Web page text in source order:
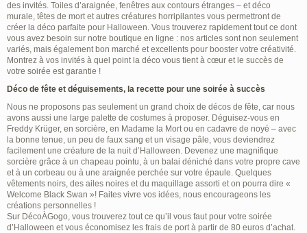
des invités. Toiles d’araignée, fenêtres aux contours étranges – et déco
murale, têtes de mort et autres créatures horripilantes vous permettront de
créer la déco parfaite pour Halloween. Vous trouverez rapidement tout ce dont
vous avez besoin sur notre boutique en ligne : nos articles sont non seulement
variés, mais également bon marché et excellents pour booster votre créativité.
Montrez à vos invités à quel point la déco vous tient à cœur et le succès de
votre soirée est garantie !
Déco de fête et déguisements, la recette pour une soirée à succès
Nous ne proposons pas seulement un grand choix de décos de fête, car nous
avons aussi une large palette de costumes à proposer. Déguisez-vous en
Freddy Krüger, en sorcière, en Madame la Mort ou en cadavre de noyé – avec
la bonne tenue, un peu de faux sang et un visage pâle, vous deviendrez
facilement une créature de la nuit d’Halloween. Devenez une magnifique
sorcière grâce à un chapeau pointu, à un balai déniché dans votre propre cave
et à un corbeau ou à une araignée perchée sur votre épaule. Quelques
vêtements noirs, des ailes noires et du maquillage assorti et on pourra dire «
Welcome Black Swan »! Faites vivre vos idées, nous encourageons les
créations personnelles !
Sur DécoÀGogo, vous trouverez tout ce qu’il vous faut pour votre soirée
d’Halloween et vous économisez les frais de port à partir de 80 euros d’achat.